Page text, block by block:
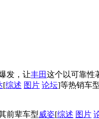
发，让丰田这个以可靠性
[综述 图片 论坛]等热销车
前辈车型威姿[综述 图片